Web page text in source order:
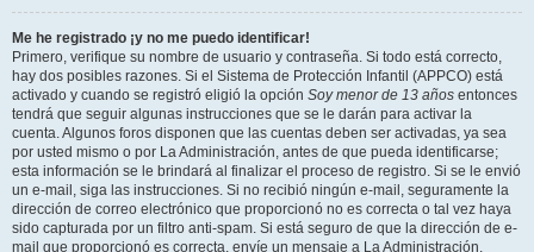
Me he registrado ¡y no me puedo identificar!
Primero, verifique su nombre de usuario y contraseña. Si todo está correcto,
hay dos posibles razones. Si el Sistema de Protección Infantil (APPCO) está
activado y cuando se registró eligió la opción Soy menor de 13 años entonces
tendrá que seguir algunas instrucciones que se le darán para activar la
cuenta. Algunos foros disponen que las cuentas deben ser activadas, ya sea
por usted mismo o por La Administración, antes de que pueda identificarse;
esta información se le brindará al finalizar el proceso de registro. Si se le envió
un e-mail, siga las instrucciones. Si no recibió ningún e-mail, seguramente la
dirección de correo electrónico que proporcionó no es correcta o tal vez haya
sido capturada por un filtro anti-spam. Si está seguro de que la dirección de e-
mail que proporcionó es correcta, envíe un mensaje a La Administración.